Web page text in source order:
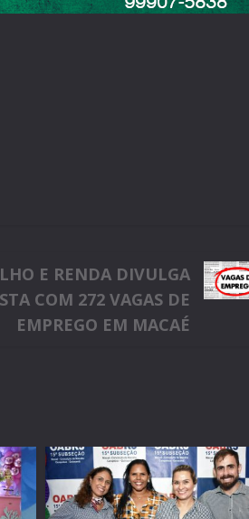
E RENDA DIVULGA
COM 272 VAGAS DE
EMPREGO EM MACAÉ